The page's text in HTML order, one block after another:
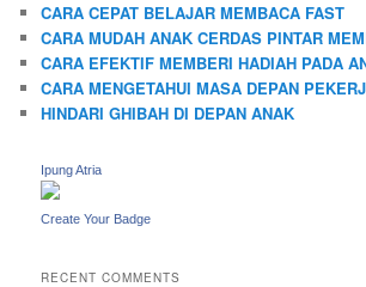
CARA CEPAT BELAJAR MEMBACA FAST
CARA MUDAH ANAK CERDAS PINTAR
CARA EFEKTIF MEMBERI HADIAH PADA
CARA MENGETAHUI MASA DEPAN
HINDARI GHIBAH DI DEPAN ANAK
Ipung Atria
Create Your Badge
RECENT COMMENTS